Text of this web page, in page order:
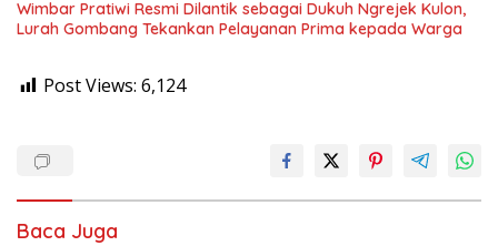
Wimbar Pratiwi Resmi Dilantik sebagai Dukuh Ngrejek Kulon,
Lurah Gombang Tekankan Pelayanan Prima kepada Warga
Post Views: 6,124
Baca Juga